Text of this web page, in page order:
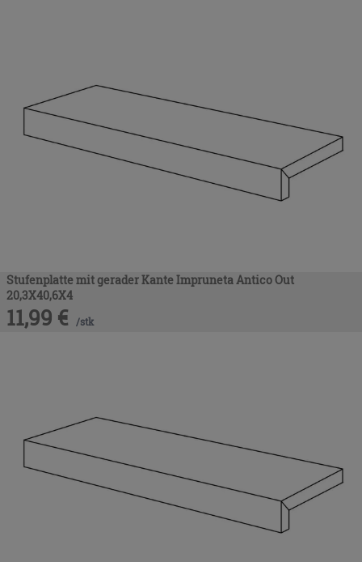
Stufenplatte mit gerader Kante Impruneta Antico Out
20,3X40,6X4
11,99 € /stk